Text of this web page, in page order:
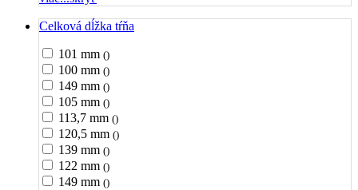
Celková dĺžka tŕňa
101 mm ()
100 mm ()
149 mm ()
105 mm ()
113,7 mm ()
120,5 mm ()
139 mm ()
122 mm ()
149 mm ()